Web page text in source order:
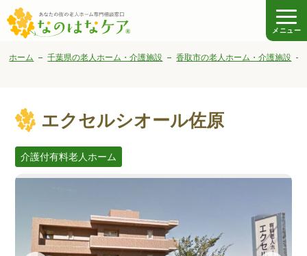
メニュー
ホーム 千葉県の老人ホーム・介護施設 香取市の老人ホーム・介護施設
エクセルシオール佐原
介護付有料老人ホーム